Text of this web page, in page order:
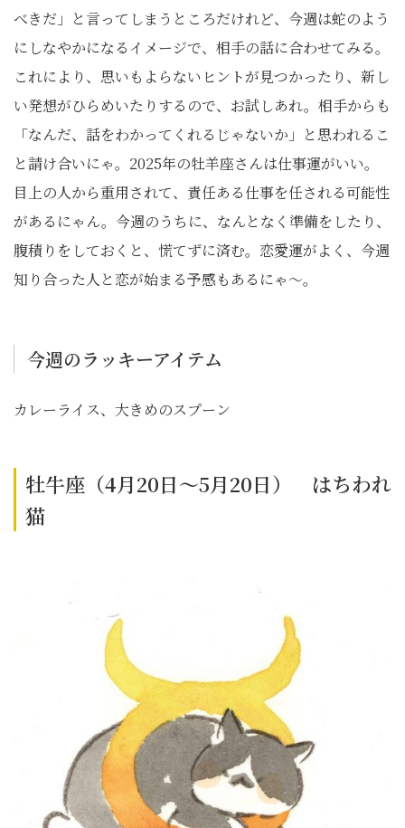
べきだ」と言ってしまうところだけれど、今週は蛇のよう
にしなやかになるイメージで、相手の話に合わせてみる。
これにより、思いもよらないヒントが見つかったり、新し
い発想がひらめいたりするので、お試しあれ。相手からも
「なんだ、話をわかってくれるじゃないか」と思われるこ
と請け合いにゃ。2025年の牡羊座さんは仕事運がいい。
目上の人から重用されて、責任ある仕事を任される可能性
があるにゃん。今週のうちに、なんとなく準備をしたり、
腹積りをしておくと、慌てずに済む。恋愛運がよく、今週
知り合った人と恋が始まる予感もあるにゃ〜。
今週のラッキーアイテム
カレーライス、大きめのスプーン
牡牛座（4月20日～5月20日） はちわれ
猫